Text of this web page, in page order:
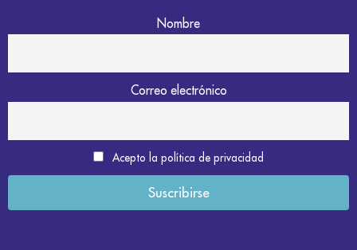
Nombre
Correo electrónico
Acepto la política de privacidad